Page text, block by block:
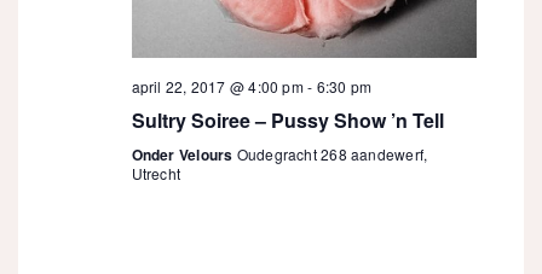
april 22, 2017 @ 4:00 pm- 6:30 pm
Sultry Soiree – Pussy Show ’n Tell
Onder Velours Oudegracht 268 aandewerf,
Utrecht